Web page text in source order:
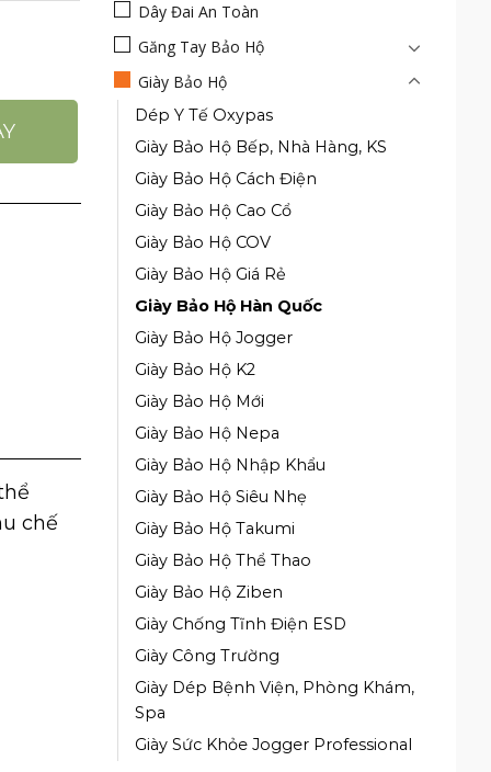
lượng
chế
Dây Đai An Toàn
Găng Tay Bảo Hộ
Giày Bảo Hộ
Dép Y Tế Oxypas
Giày Bảo Hộ Bếp, Nhà Hàng, KS
Giày Bảo Hộ Cách Điện
Giày Bảo Hộ Cao Cổ
Giày Bảo Hộ COV
Giày Bảo Hộ Giá Rẻ
Giày Bảo Hộ Hàn Quốc
Giày Bảo Hộ Jogger
Giày Bảo Hộ K2
Giày Bảo Hộ Mới
Giày Bảo Hộ Nepa
Giày Bảo Hộ Nhập Khẩu
Giày Bảo Hộ Siêu Nhẹ
Giày Bảo Hộ Takumi
Giày Bảo Hộ Thể Thao
Giày Bảo Hộ Ziben
Giày Chống Tĩnh Điện ESD
Giày Công Trường
Giày Dép Bệnh Viện, Phòng Khám,
Spa
Giày Sức Khỏe Jogger Professional